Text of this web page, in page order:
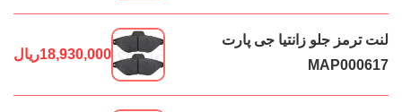
لنت ترمز جلو زانتیا جی پارت
MAP000617
18,930,000ریال